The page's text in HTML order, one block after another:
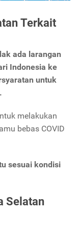
Terkait
ada larangan
Indonesia ke
untuk
melakukan
bebas COVID
sesuai kondisi
Selatan